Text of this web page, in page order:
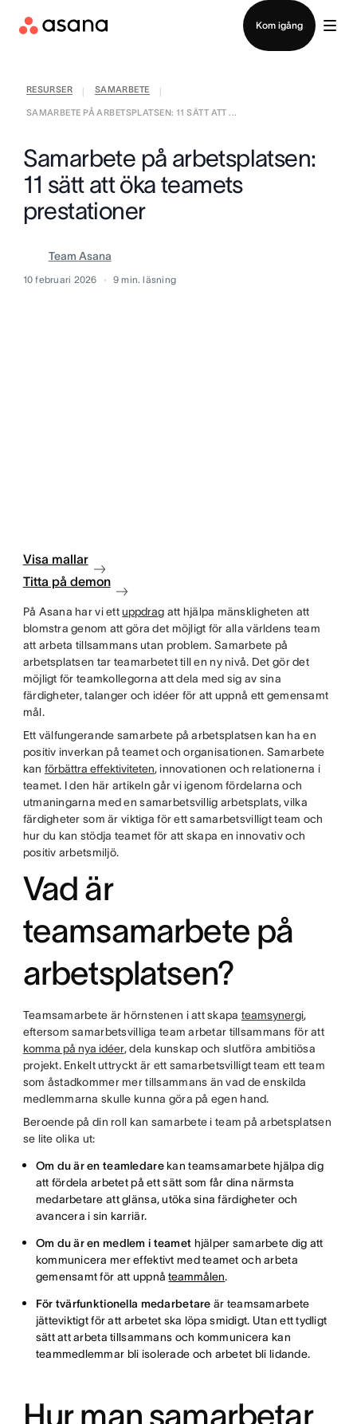
Kom igång
RESURSER SAMARBETE
SAMARBETE PÅ ARBETSPLATSEN: 11 SÄTT ATT ...
Samarbete på arbetsplatsen:
11 sätt att öka teamets
prestationer
Team Asana
10 februari 2026 9 min. läsning
Visa mallar
Titta på demon
På Asana har vi ettuppdrag att hjälpa mänskligheten att
blomstra genom att göra det möjligt för alla världens team
att arbeta tillsammans utan problem. Samarbete på
arbetsplatsen tar teamarbetet till en ny nivå. Det gör det
möjligt för teamkollegorna att dela med sig av sina
färdigheter, talanger och idéer för att uppnå ett gemensamt
mål.
Ett välfungerande samarbete på arbetsplatsen kan ha en
positiv inverkan på teamet och organisationen. Samarbete
kan förbättra effektiviteten, innovationen och relationerna i
teamet. I den här artikeln går vi igenom fördelarna och
utmaningarna med en samarbetsvillig arbetsplats, vilka
färdigheter som är viktiga för ett samarbetsvilligt team och
hur du kan stödja teamet för att skapa en innovativ och
positiv arbetsmiljö.
Vad är
teamsamarbete på
arbetsplatsen?
Teamsamarbete är hörnstenen i att skapa teamsynergi,
eftersom samarbetsvilliga team arbetar tillsammans för att
komma på nya idéer, dela kunskap och slutföra ambitiösa
projekt. Enkelt uttryckt är ett samarbetsvilligt team ett team
som åstadkommer mer tillsammans än vad de enskilda
medlemmarna skulle kunna göra på egen hand.
Beroende på din roll kan samarbete i team på arbetsplatsen
se lite olika ut:
Om du är en teamledarekan teamsamarbete hjälpa dig
att fördela arbetet på ett sätt som får dina närmsta
medarbetare att glänsa, utöka sina färdigheter och
avancera i sin karriär.
Om du är en medlem i teamet hjälper samarbete dig att
kommunicera mer effektivt med teamet och arbeta
gemensamt för att uppnåteammålen.
För tvärfunktionella medarbetare är teamsamarbete
jätteviktigt för att arbetet ska löpa smidigt. Utan ett tydligt
sätt att arbeta tillsammans och kommunicera kan
teammedlemmar bli isolerade och arbetet bli lidande.
Hur man samarbetar